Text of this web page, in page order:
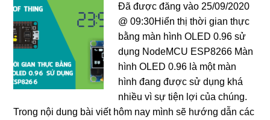
Đã được đăng vào 25/09/2020
@ 09:30Hiển thị thời gian thực
bằng màn hình OLED 0.96 sử
dụng NodeMCU ESP8266 Màn
hình OLED 0.96 là một màn
hình đang được sử dụng khá
nhiều vì sự tiện lợi của chúng.
Trong nội dung bài viết hôm nay mình sẽ hướng dẫn các